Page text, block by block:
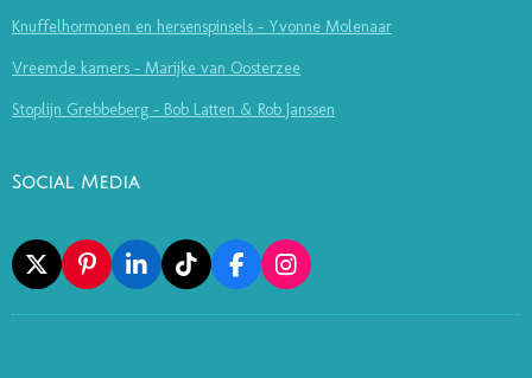
Knuffelhormonen en hersenspinsels - Yvonne Molenaar
Vreemde kamers - Marijke van Oosterzee
Stoplijn Grebbeberg - Bob Latten & Rob Janssen
Social Media
X
P
I
N
L
I
N
T
I
K
F
A
C
I
N
S